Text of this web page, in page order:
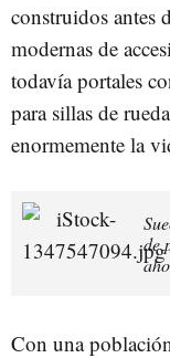
construidos antes
modernas de
todavía portales
para sillas de
enormemente la
de
Con una